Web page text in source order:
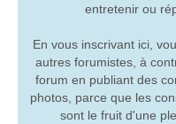
entretenir ou
En vous inscrivant ici,
autres forumistes, à
forum en publiant des
photos, parce que les
sont le fruit d'une